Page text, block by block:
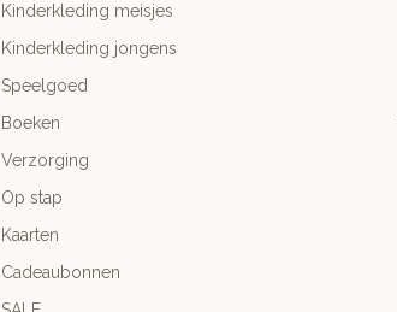
Kinderkleding meisjes
Kinderkleding jongens
Speelgoed
Boeken
Verzorging
Op stap
Kaarten
Cadeaubonnen